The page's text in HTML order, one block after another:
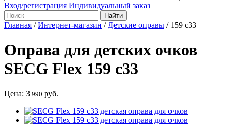
Вход/регистрация Индивидуальный заказ
Главная /Интернет-магазин / Детские оправы / 159 с33
Оправа для детских очков
SECG Flex 159 с33
Цена: 3 990 руб.